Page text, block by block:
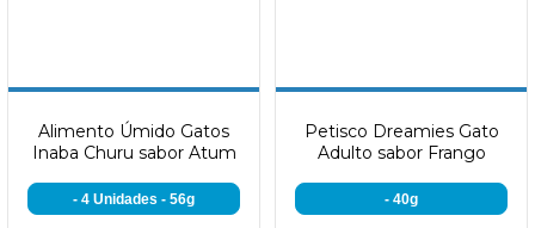
Alimento Úmido Gatos
Inaba Churu sabor Atum
- 4 Unidades - 56g
Petisco Dreamies Gato
Adulto sabor Frango
- 40g